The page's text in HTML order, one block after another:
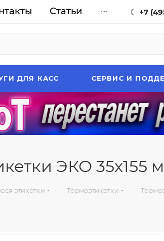
Статьи ... +7
ДЛЯ КАСС СЕРВИС И
ЭКО 35х155
этикетки — Термоэтикетки —